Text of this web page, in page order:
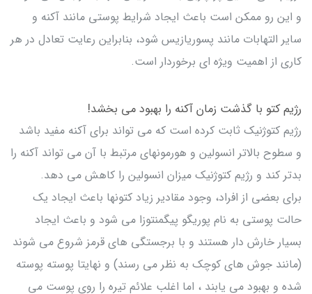
و این رو ممکن است باعث ایجاد شرایط پوستی مانند آکنه و
سایر التهابات مانند پسوریازیس شود، بنابراین رعایت تعادل در هر
کاری از اهمیت ویژه ای برخوردار است.
رژیم کتو با گذشت زمان آکنه را بهبود می بخشد!
رژیم کتوژنیک ثابت کرده است که می تواند برای آکنه مفید باشد
و سطوح بالاتر انسولین و هورمونهای مرتبط با آن می تواند آکنه را
بدتر کند و رژیم کتوژنیک میزان انسولین را کاهش می دهد.
برای بعضی از افراد، وجود مقادیر زیاد کتونها باعث ایجاد یک
حالت پوستی به نام پوریگو پیگمنتوزا می شود و باعث ایجاد
بسیار خارش دار هستند و با برجستگی های قرمز شروع می شوند
(مانند جوش های کوچک به نظر می رسند) و نهایتا پوسته پوسته
شده و بهبود می یابند ، اما اغلب علائم تیره را روی پوست می